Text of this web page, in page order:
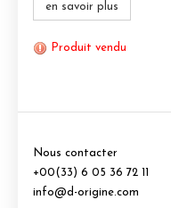
en savoir plus
Produit vendu
Nous contacter
+00(33) 6 05 36 72 11
info@d-origine.com